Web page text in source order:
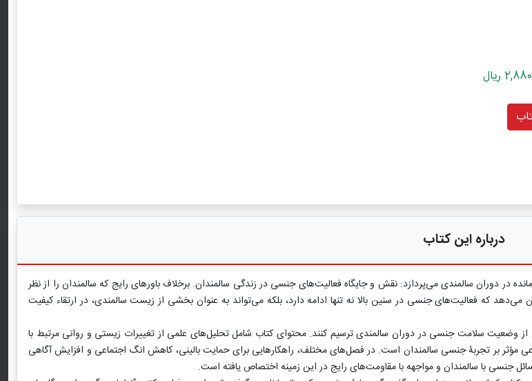
درباره این کتاب
در دوران سالمندی می‌پردازد: نقش و جایگاه فعالیت‌های جنسی در زندگی سالمندان. برخلاف باورهای رایج که سالمندان را از نظر
که فعالیت‌های جنسی در سنین بالا نه تنها ادامه دارد، بلکه می‌تواند به عنوان بخشی از زیست سالمندی، در ارتقاء کیفیت
از وضعیت سلامت جنسی در دوران سالمندی ترسیم کنند. محتوای کتاب شامل تحلیل‌های علمی از تغییرات زیستی و روانی مرتبط با
بر تجربۀ جنسی سالمندان است. در فصل‌های مختلف، راهکارهایی برای حمایت بالینی، کاهش انگ اجتماعی و افزایش آگاهی
جنسی با سالمندان و مواجهه با مقاومت‌های رایج در این زمینه اختصاص یافته است.